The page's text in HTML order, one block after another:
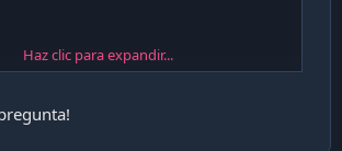
sirve ms para la gente que tenia
y el 4G.
Haz clic para expandir...